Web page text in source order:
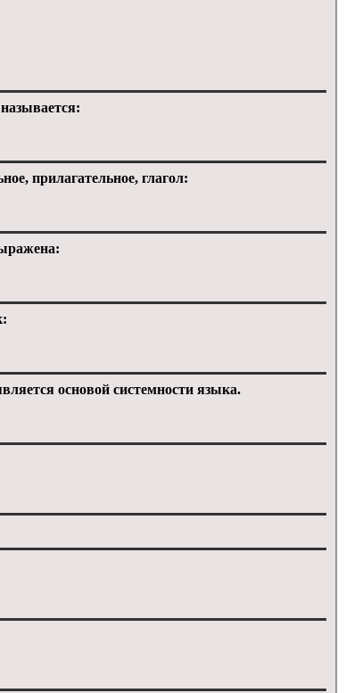
прилагательное, глагол:
основой системности языка.